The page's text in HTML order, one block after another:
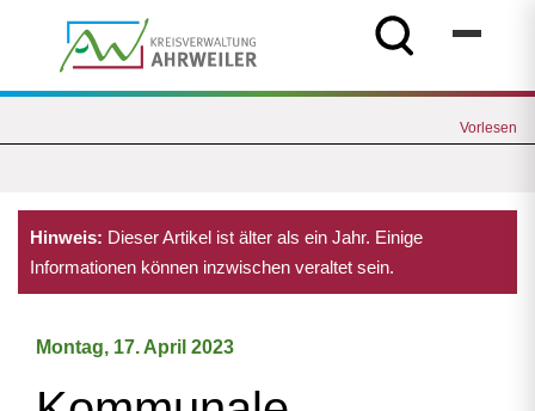
Vorlesen
Hinweis: Dieser Artikel ist älter als ein Jahr. Einige
Informationen können inzwischen veraltet sein.
Montag, 17. April 2023